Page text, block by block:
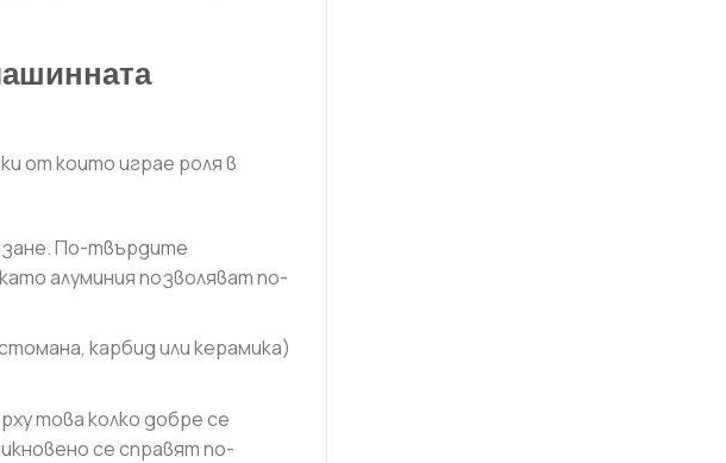
от които играе роля в
По-твърдите
алуминия позволяват по-
карбид или керамика)
това колко добре се
се справят по-